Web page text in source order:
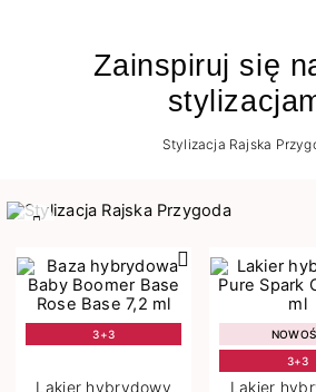
Zainspiruj się
Stylizacja Rajska
3+3
Lakier hybrydowy
3+3
Lakier